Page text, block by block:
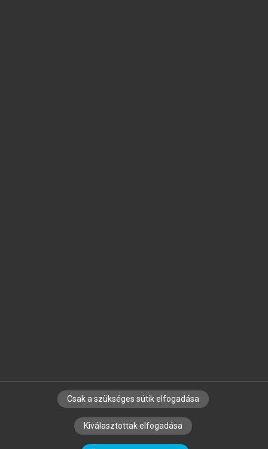
SZERZŐKNEK CÉGEKNEK KÖNYVTÁROSOKNAK
SZERKESZTÉSI ÉS LEKTORÁLÁSI ALAPELVEK
Csak a szükséges sütik elfogadása
Kiválasztottak elfogadása